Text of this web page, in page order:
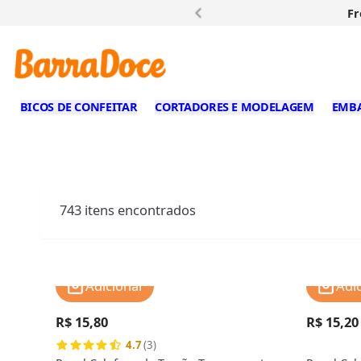
BICOS DE CONFEITAR CORTADORES E MODELAGEM
743 itens encontrados
R$ 15,80
4.7(3)
Adicionar
R$ 15,20